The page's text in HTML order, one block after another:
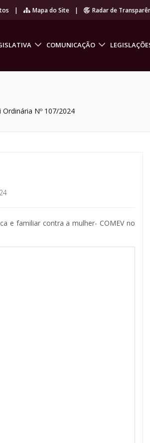
| Mapa do Site | Radar de
COMUNICAÇÃO
Nº 107/2024
e familiar contra a mulher- COMEV no